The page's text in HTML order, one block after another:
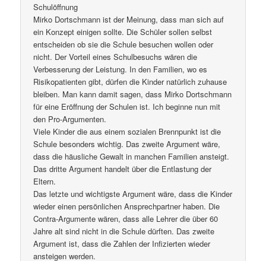
Schulöffnung
Mirko Dortschmann ist der Meinung, dass man sich auf
ein Konzept einigen sollte. Die Schüler sollen selbst
entscheiden ob sie die Schule besuchen wollen oder
nicht. Der Vorteil eines Schulbesuchs wären die
Verbesserung der Leistung. In den Familien, wo es
Risikopatienten gibt, dürfen die Kinder natürlich zuhause
bleiben. Man kann damit sagen, dass Mirko Dortschmann
für eine Eröffnung der Schulen ist. Ich beginne nun mit
den Pro-Argumenten.
Viele Kinder die aus einem sozialen Brennpunkt ist die
Schule besonders wichtig. Das zweite Argument wäre,
dass die häusliche Gewalt in manchen Familien ansteigt.
Das dritte Argument handelt über die Entlastung der
Eltern.
Das letzte und wichtigste Argument wäre, dass die Kinder
wieder einen persönlichen Ansprechpartner haben. Die
Contra-Argumente wären, dass alle Lehrer die über 60
Jahre alt sind nicht in die Schule dürften. Das zweite
Argument ist, dass die Zahlen der Infizierten wieder
ansteigen werden.